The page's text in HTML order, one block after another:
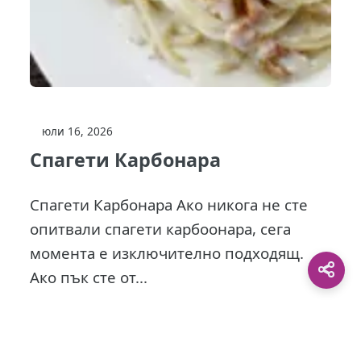
юли 16, 2026
Спагети Карбонара
Спагети Карбонара Ако никога не сте
опитвали спагети карбоонара, сега
момента е изключително подходящ.
Ако пък сте от...